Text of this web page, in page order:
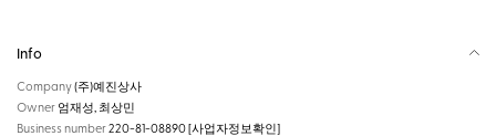
Info
Company(주)예진상사
Owner 엄재성, 최상민
Business number220-81-08890[사업자정보확인]